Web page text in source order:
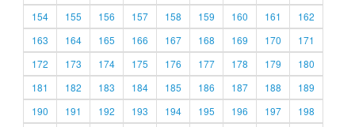
154
155 156 157 158 159 160 161
162
163
164 165 166 167 168 169 170
171
172
173 174 175 176 177 178 179
180
181
182 183 184 185 186 187 188
189
190
191 192 193 194 195 196 197
198